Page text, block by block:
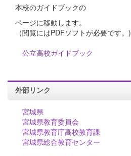
本校のガイドブックの
ページに移動します。
（閲覧にはPDFソフトが必要です。)
公立高校ガイドブック
外部リンク
宮城県
宮城県教育委員会
宮城県教育庁高校教育課
宮城県総合教育センター